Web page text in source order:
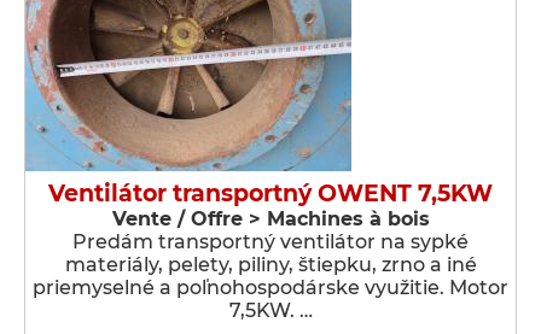
Ventilátor transportný OWENT 7,5KW
Vente / Offre > Machines à bois
Predám transportný ventilátor na sypké
materiály, pelety, piliny, štiepku, zrno a iné
priemyselné a poľnohospodárske využitie. Motor
7,5KW. …